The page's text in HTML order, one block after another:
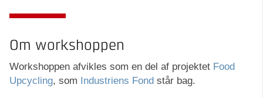
Om workshoppen
Workshoppen afvikles som en del af projektet Food
Upcycling, som Industriens Fond står bag.